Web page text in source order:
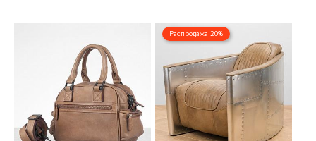
Распродажа 20%